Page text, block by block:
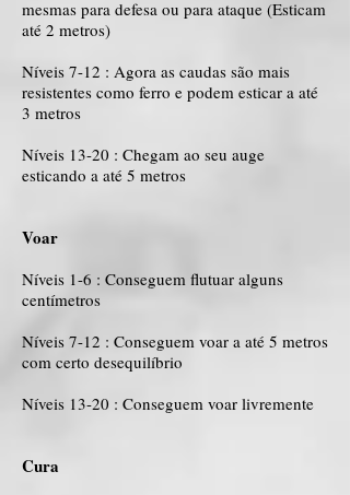
mesmas para defesa ou para ataque (Esticam
até 2 metros)
Níveis 7-12 : Agora as caudas são mais
resistentes como ferro e podem esticar a até
3 metros
Níveis 13-20 : Chegam ao seu auge
esticando a até 5 metros
Voar
Níveis 1-6 : Conseguem flutuar alguns
centímetros
Níveis 7-12 : Conseguem voar a até 5 metros
com certo desequilíbrio
Níveis 13-20 : Conseguem voar livremente
Cura